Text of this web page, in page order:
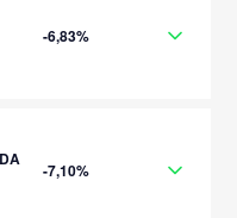
-6,83%
-7,10%